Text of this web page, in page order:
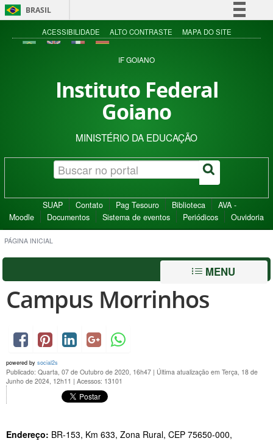
BRASIL
Simplifique!
Acesso à informação
ACESSIBILIDADE ALTO CONTRASTE MAPA DO SITE
IF GOIANO
Instituto Federal
Goiano
MINISTÉRIO DA EDUCAÇÃO
SUAP Contato Pag Tesouro Biblioteca
AVA -
Moodle
Documentos Sistema de eventos Periódicos Ouvidoria
PÁGINA INICIAL
MENU
Campus Morrinhos
powered by social2s
Publicado: Quarta, 07 de Outubro de 2020, 16h47 | Última atualização em Terça, 18 de
Junho de 2024, 12h11 | Acessos: 13101
Endereço: BR-153, Km 633, Zona Rural, CEP 75650-000,